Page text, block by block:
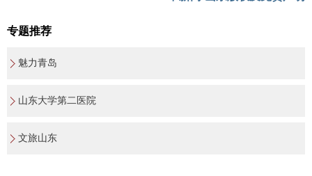
专题推荐
魅力青岛
山东大学第二医院
文旅山东